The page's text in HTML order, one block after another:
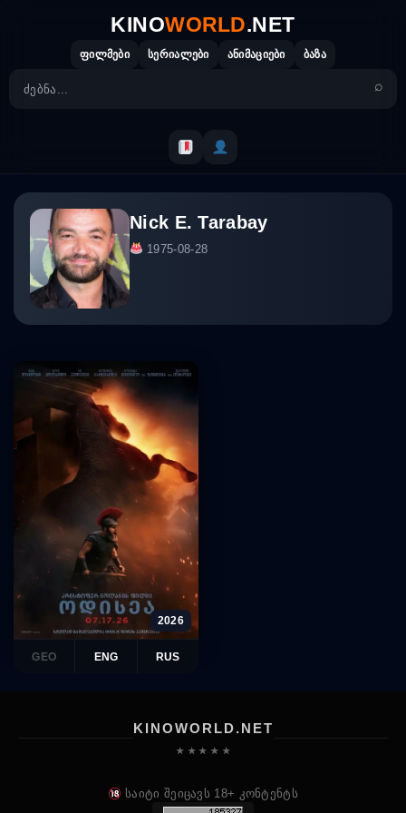
KINOWORLD.NET
ფილმები სერიალები ანიმაციები ბაზა
Nick E. Tarabay
1975-08-28
2026
GEO ENG RUS
KINOWORLD.NET
★ ★ ★ ★ ★
საიტი შეიცავს 18+ კონტენტს